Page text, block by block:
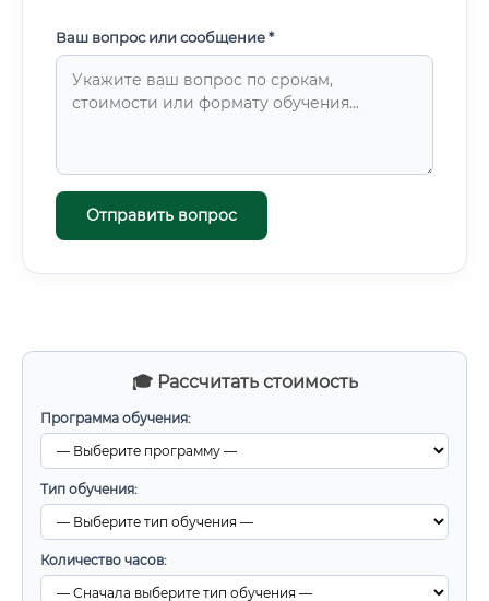
🎓 Рассчитать стоимость
Программа обучения:
Тип обучения:
Количество часов:
Ваш вопрос или сообщение *
Отправить вопрос